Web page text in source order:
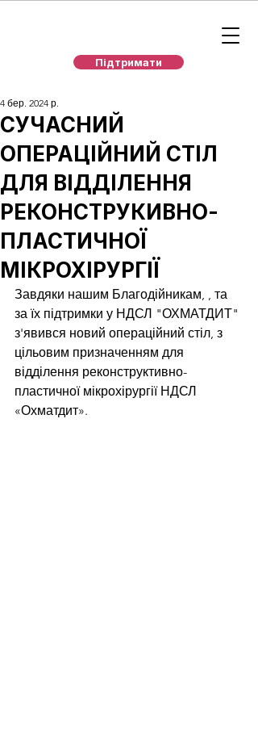
Підтримати
СУЧАСНИЙ
ОПЕРАЦІЙНИЙ СТІЛ
ДЛЯ ВІДДІЛЕННЯ
РЕКОНСТРУКИВНО-
ПЛАСТИЧНОЇ
МІКРОХІРУРГІЇ
4 бер. 2024 р.
Завдяки нашим Благодійникам, , та
за їх підтримки у НДСЛ "ОХМАТДИТ"
з'явився новий операційний стіл, з
цільовим призначенням для
відділення реконструктивно-
пластичної мікрохірургії НДСЛ
«Охматдит».